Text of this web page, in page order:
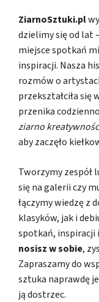
ZiarnoSztuki.pl
dzielimy się od lat
miejsce spotkań
inspiracji. Nasza
rozmów o
przekształciła
przenika
ziarno
aby zaczęło
Tworzymy zespół
się na galerii czy
łączymy wiedzę z
klasyków, jak i
spotkań, inspiracji
nosisz w sobie,
Zapraszamy do
sztuka naprawdę
ją dostrzec.